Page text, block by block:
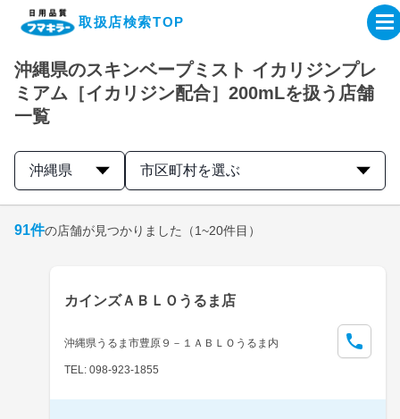
取扱店検索TOP
企業・IR情報サイト
オンラインショップ
製品検索はこちら
沖縄県のスキンベープミスト イカリジンプレ
ミアム［イカリジン配合］200mLを扱う店舗
一覧
沖縄県 市区町村を選ぶ
91件の店舗が見つかりました （1~20件目）
カインズＡＢＬＯうるま店
沖縄県うるま市豊原９－１ＡＢＬＯうるま内
TEL: 098-923-1855